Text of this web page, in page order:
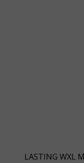
LASTING WXL